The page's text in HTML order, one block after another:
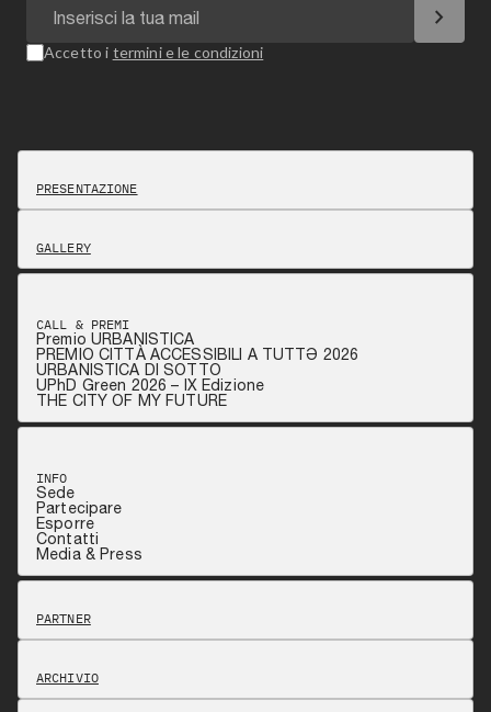
chevron_right
Accetto i termini e le condizioni
PRESENTAZIONE
GALLERY
CALL & PREMI
Premio URBANISTICA
PREMIO CITTÀ ACCESSIBILI A TUTTƏ 2026
URBANISTICA DI SOTTO
UPhD Green 2026 – IX Edizione
THE CITY OF MY FUTURE
INFO
Sede
Partecipare
Esporre
Contatti
Media & Press
PARTNER
ARCHIVIO